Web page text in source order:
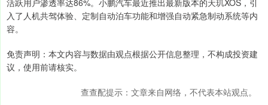
入了人机共驾体验、定制自动泊车功能和增强自动紧急制动系统等内
容。
免责声明：本文内容与数据由观点根据公开信息整理，不构成投资建
议，使用前请核实。
查查配提示：文章来自网络，不代表本站观点。